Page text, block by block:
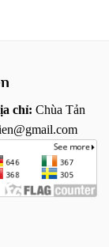
chỉ: Chùa Tản